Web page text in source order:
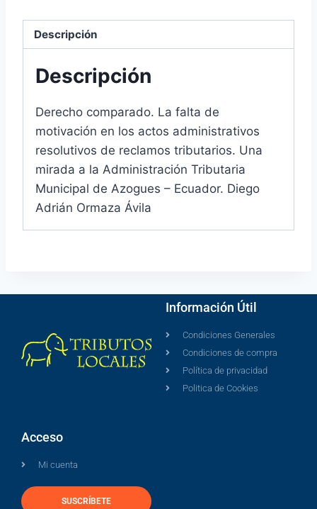
Descripción
Descripción
Derecho comparado. La falta de
motivación en los actos administrativos
resolutivos de reclamos tributarios. Una
mirada a la Administración Tributaria
Municipal de Azogues – Ecuador. Diego
Adrián Ormaza Ávila
Información Útil
Condiciones Generales
Condiciones de compra
Política de privacidad
Politica de Cookies
Acceso
Mi cuenta
SUSCRÍBETE